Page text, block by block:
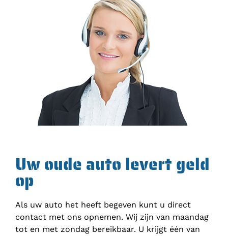
Uw oude auto levert geld
op
Als uw auto het heeft begeven kunt u direct
contact met ons opnemen. Wij zijn van maandag
tot en met zondag bereikbaar. U krijgt één van